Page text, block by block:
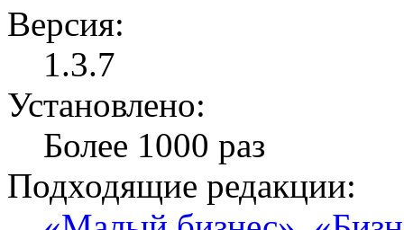
Версия:
1.3.7
Установлено:
Более 1000 раз
Подходящие редакции: